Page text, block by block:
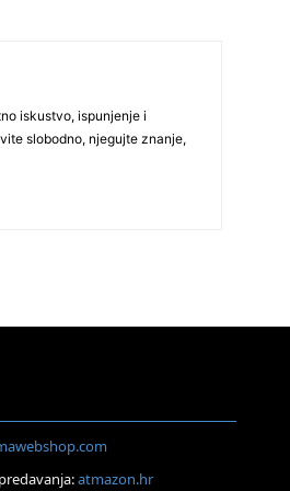
iskustvo, ispunjenje i
slobodno, njegujte znanje,
atmazon.hr